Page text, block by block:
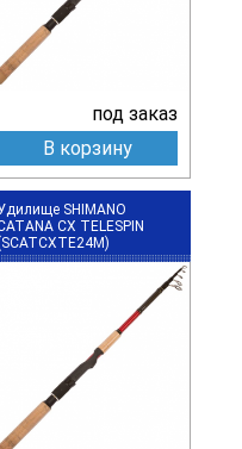
под заказ
В корзину
SHIMANO
CX TELESPIN